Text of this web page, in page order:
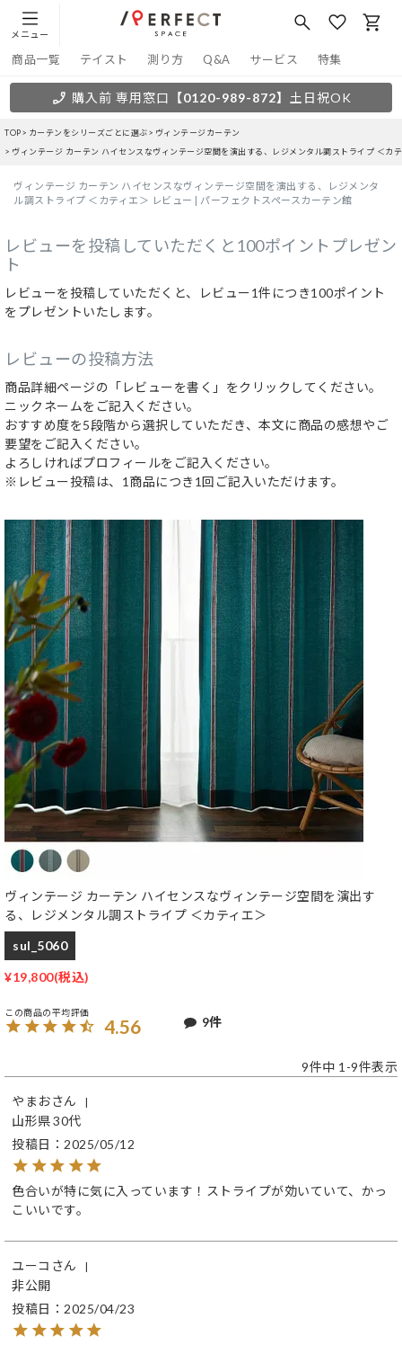
メニュー
商品一覧 テイスト 測り方 Q&A サービス 特集
購入前 専用窓口 【0120-989-872】 土日祝OK
TOP カーテンをシリーズごとに選ぶ
ヴィンテージカーテン
ヴィンテージ カーテン ハイセンスなヴィンテージ空間を演出する、レジメンタル調ストライプ ＜カ
ヴィンテージ カーテン ハイセンスなヴィンテージ空間を演出する、レジメンタ
ル調ストライプ ＜カティエ＞ レビュー | パーフェクトスペースカーテン館
レビューを投稿していただくと100ポイントプレゼン
ト
レビューを投稿していただくと、レビュー1件につき100ポイント
をプレゼントいたします。
レビューの投稿方法
商品詳細ページの「レビューを書く」をクリックしてください。
ニックネームをご記入ください。
おすすめ度を5段階から選択していただき、本文に商品の感想やご
要望をご記入ください。
よろしければプロフィールをご記入ください。
※レビュー投稿は、1商品につき1回ご記入いただけます。
ヴィンテージ カーテン ハイセンスなヴィンテージ空間を演出す
る、レジメンタル調ストライプ ＜カティエ＞
sul_5060
¥19,800
4.56 9
9件中 1 -9件表示
やまお
山形県30代
投稿日
2025/05/12
色合いが特に気に入っています！ストライプが効いていて、かっ
こいいです。
ユーコ
非公開
投稿日
2025/04/23